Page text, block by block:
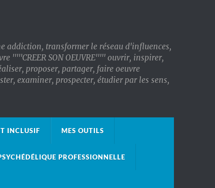
addiction, transformer le réseau d'influences,
'''''CREER SON OEUVRE''''' ouvrir, inspirer,
proposer, partager, faire oeuvre
examiner, prospecter, étudier par les sens,
INCLUSIF MES OUTILS
PROFESSIONNELLE